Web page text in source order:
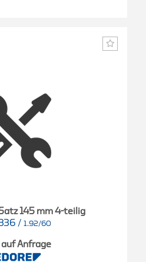
145 mm 4-teilig
/ 1.92/60
auf Anfrage